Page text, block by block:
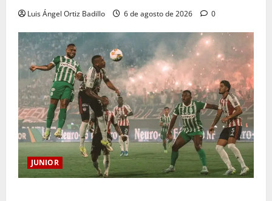
Luis Ángel Ortiz Badillo 6 de agosto de 2026 0
JUNIOR